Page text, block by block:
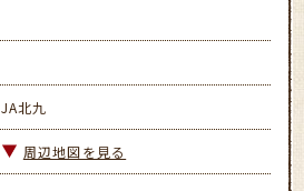
JA北九
周辺地図を見る